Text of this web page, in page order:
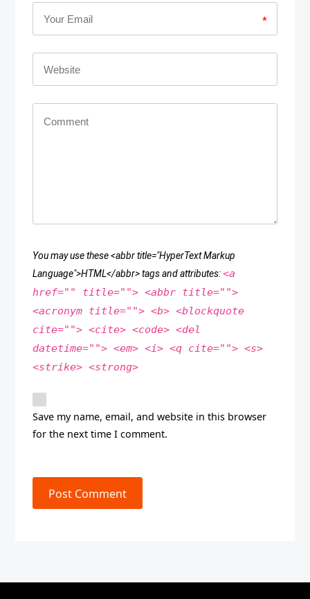
*
You may use these <abbr title="HyperText Markup
Language">HTML</abbr> tags and attributes:<a
href="" title=""> <abbr title="">
<acronym title=""> <b> <blockquote
cite=""> <cite> <code> <del
datetime=""> <em> <i> <q cite=""> <s>
<strike> <strong>
Save my name, email, and website in this browser
for the next time I comment.
Post Comment